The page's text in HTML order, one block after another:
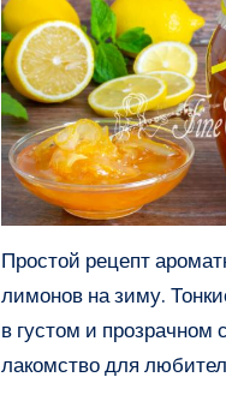
Простой рецепт
лимонов на зиму.
в густом и прозрачном
лакомство для